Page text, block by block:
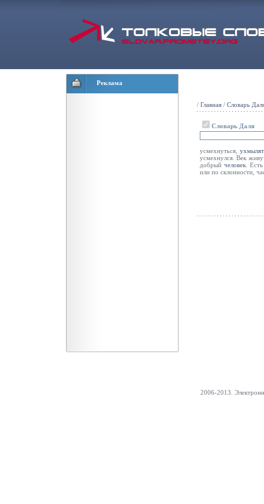
Реклама
/ Главная / Словарь
Словарь Даля
усмехнуться,
усмехнулся. Век
добрый человек.
или по склонности,
2006-2013.